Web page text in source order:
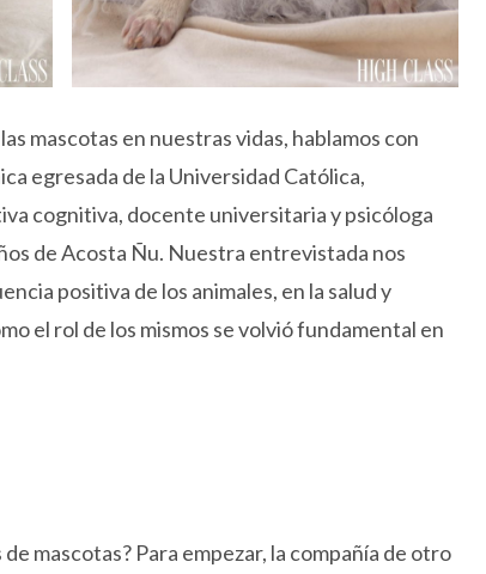
mascotas en nuestras vidas, hablamos con
egresada de la Universidad Católica,
cognitiva, docente universitaria y psicóloga
de Acosta Ñu. Nuestra entrevistada nos
positiva de los animales, en la salud y
el rol de los mismos se volvió fundamental en
mascotas? Para empezar, la compañía de otro